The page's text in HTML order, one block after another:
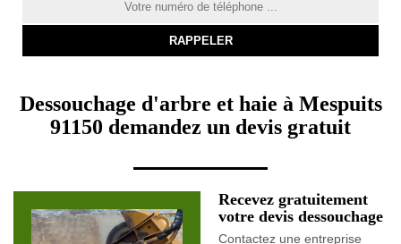
Dessouchage d'arbre et haie à Mespuits
91150 demandez un devis gratuit
Recevez gratuitement
votre devis dessouchage
Contactez une entreprise